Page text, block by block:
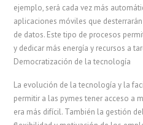
ejemplo, será cada vez más
aplicaciones móviles que
de datos. Este tipo de procesos
y dedicar más energía y recursos a
Democratización de la tecnología
La evolución de la tecnología y la
permitir a las pymes tener acceso a
era más difícil. También la gestión